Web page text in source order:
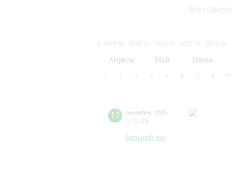
Все события
2019/20
2020/21 2021/22 2022/23
2023/24
Апрель Май Июнь
2 3 4 5 6 7 8 9
17 сентября 2025
11:00 Ср
Большой зал